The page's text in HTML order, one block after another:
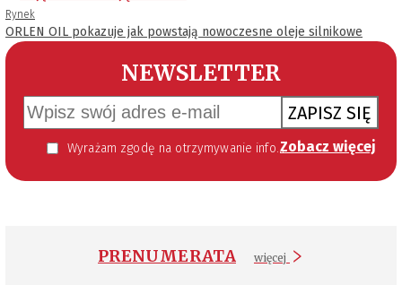
Rynek
ORLEN OIL pokazuje jak powstają nowoczesne oleje silnikowe
NEWSLETTER
ZAPISZ SIĘ
Wyrażam zgodę na otrzymywanie informacji handlowej kierowanej do mnie za pomocą środków komunikacji elektronicznej w szczególności poczty elektronicznej zgodnie z przepisem art. 10 ust 2 ustawy z dnia 18 lipca 2002 roku o świadczeniu usług drogą elektroniczną (Dz. U. 144 z 2002 r. poz. 1204). Zgoda jest dobrowolna, jednak jej wyrażenie jest konieczne, aby otrzymywać newsletter. Zobacz więcej
PRENUMERATA więcej